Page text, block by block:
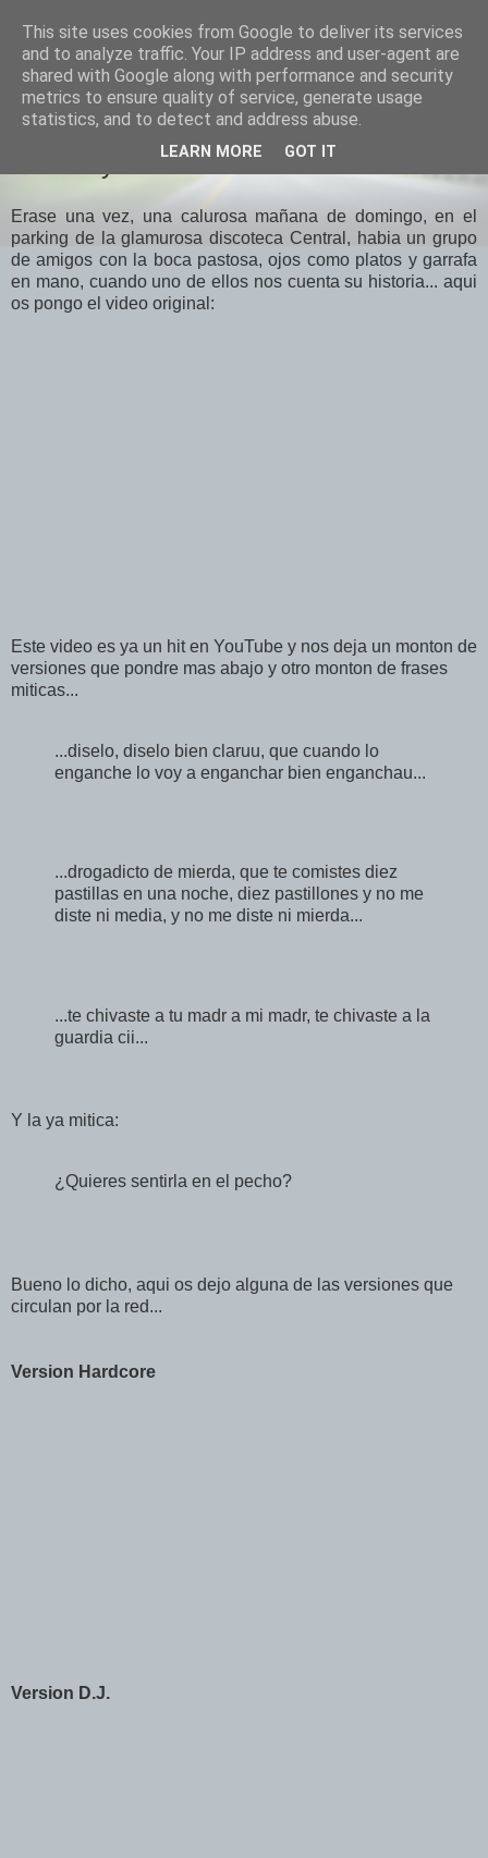
El Otro Lao
El Chuky de Cieza
Erase una vez, una calurosa mañana de domingo, en el
parking de la glamurosa discoteca Central, habia un grupo
de amigos con la boca pastosa, ojos como platos y garrafa
en mano, cuando uno de ellos nos cuenta su historia... aqui
os pongo el video original:
Este video es ya un hit en YouTube y nos deja un monton de
versiones que pondre mas abajo y otro monton de frases
miticas...
...diselo, diselo bien claruu, que cuando lo
enganche lo voy a enganchar bien enganchau...
...drogadicto de mierda, que te comistes diez
pastillas en una noche, diez pastillones y no me
diste ni media, y no me diste ni mierda...
...te chivaste a tu madr a mi madr, te chivaste a la
guardia cii...
Y la ya mitica:
¿Quieres sentirla en el pecho?
Bueno lo dicho, aqui os dejo alguna de las versiones que
circulan por la red...
Version Hardcore
Version D.J.
This site uses cookies from Google to deliver its services
and to analyze traffic. Your IP address and user-agent are
shared with Google along with performance and security
metrics to ensure quality of service, generate usage
statistics, and to detect and address abuse.
LEARN MORE GOT IT